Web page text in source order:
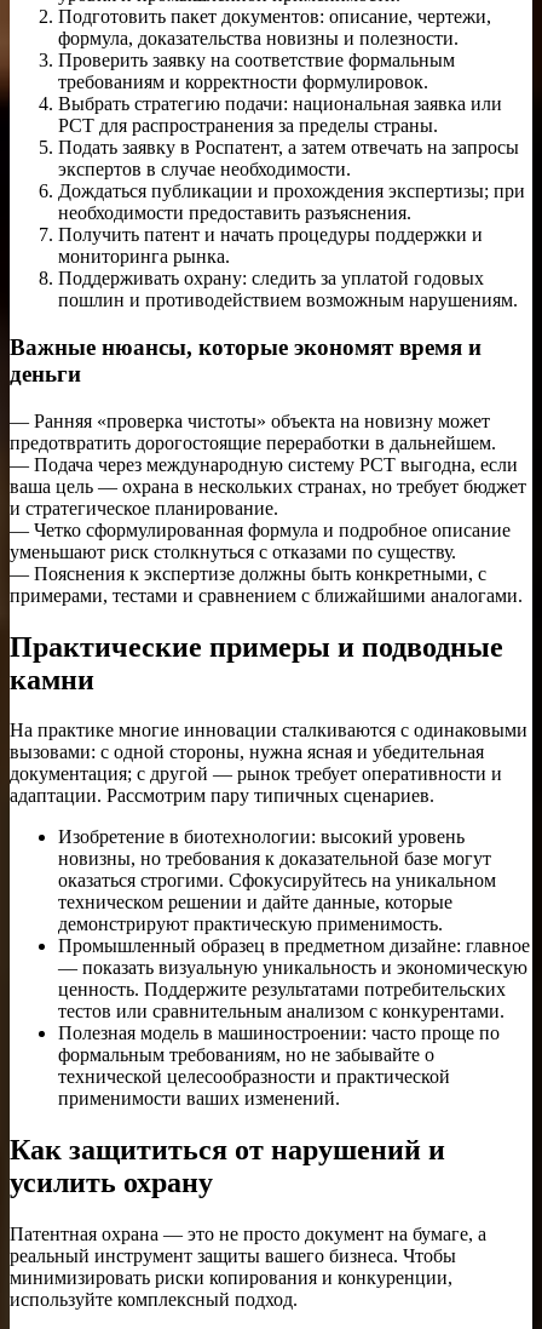
Подготовить пакет документов: описание, чертежи,
формула, доказательства новизны и полезности.
Проверить заявку на соответствие формальным
требованиям и корректности формулировок.
Выбрать стратегию подачи: национальная заявка или
PCT для распространения за пределы страны.
Подать заявку в Роспатент, а затем отвечать на запросы
экспертов в случае необходимости.
Дождаться публикации и прохождения экспертизы; при
необходимости предоставить разъяснения.
Получить патент и начать процедуры поддержки и
мониторинга рынка.
Поддерживать охрану: следить за уплатой годовых
пошлин и противодействием возможным нарушениям.
Важные нюансы, которые экономят время и
деньги
— Ранняя «проверка чистоты» объекта на новизну может
предотвратить дорогостоящие переработки в дальнейшем.
— Подача через международную систему PCT выгодна, если
ваша цель — охрана в нескольких странах, но требует бюджет
и стратегическое планирование.
— Четко сформулированная формула и подробное описание
уменьшают риск столкнуться с отказами по существу.
— Пояснения к экспертизе должны быть конкретными, с
примерами, тестами и сравнением с ближайшими аналогами.
Практические примеры и подводные
камни
На практике многие инновации сталкиваются с одинаковыми
вызовами: с одной стороны, нужна ясная и убедительная
документация; с другой — рынок требует оперативности и
адаптации. Рассмотрим пару типичных сценариев.
Изобретение в биотехнологии: высокий уровень
новизны, но требования к доказательной базе могут
оказаться строгими. Сфокусируйтесь на уникальном
техническом решении и дайте данные, которые
демонстрируют практическую применимость.
Промышленный образец в предметном дизайне: главное
— показать визуальную уникальность и экономическую
ценность. Поддержите результатами потребительских
тестов или сравнительным анализом с конкурентами.
Полезная модель в машиностроении: часто проще по
формальным требованиям, но не забывайте о
технической целесообразности и практической
применимости ваших изменений.
Как защититься от нарушений и
усилить охрану
Патентная охрана — это не просто документ на бумаге, а
реальный инструмент защиты вашего бизнеса. Чтобы
минимизировать риски копирования и конкуренции,
используйте комплексный подход.